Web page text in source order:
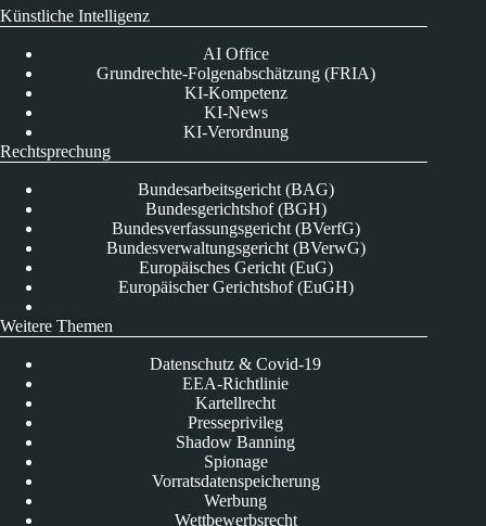
Künstliche Intelligenz
AI Office
Grundrechte-Folgenabschätzung (FRIA)
KI-Kompetenz
KI-News
KI-Verordnung
Rechtsprechung
Bundesarbeitsgericht (BAG)
Bundesgerichtshof (BGH)
Bundesverfassungsgericht (BVerfG)
Bundesverwaltungsgericht (BVerwG)
Europäisches Gericht (EuG)
Europäischer Gerichtshof (EuGH)
Weitere Themen
Datenschutz & Covid-19
EEA-Richtlinie
Kartellrecht
Presseprivileg
Shadow Banning
Spionage
Vorratsdatenspeicherung
Werbung
Wettbewerbsrecht